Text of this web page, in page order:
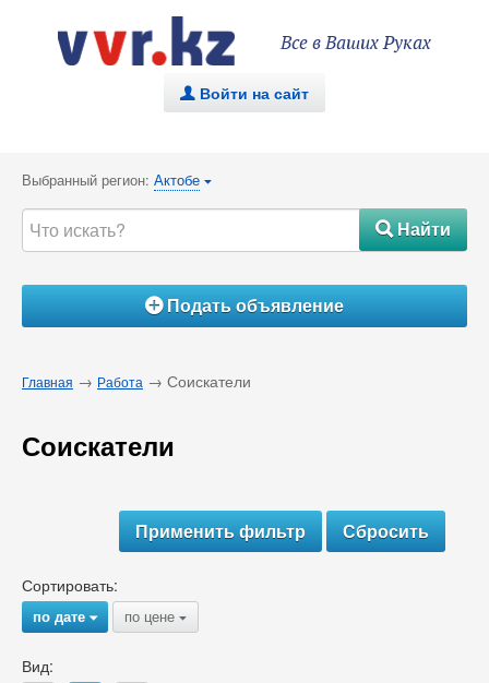
Все в Ваших Руках
. Войти на сайт
Выбранный регион: Актобе {
#Найти
ÁПодать объявление
Главная → Работа → Соискатели
Соискатели
Сортировать:
по дате{ по цене {
Вид: